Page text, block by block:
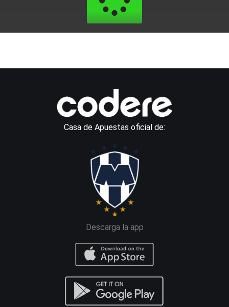
Casa de Apuestas oficial de:
Descarga la app